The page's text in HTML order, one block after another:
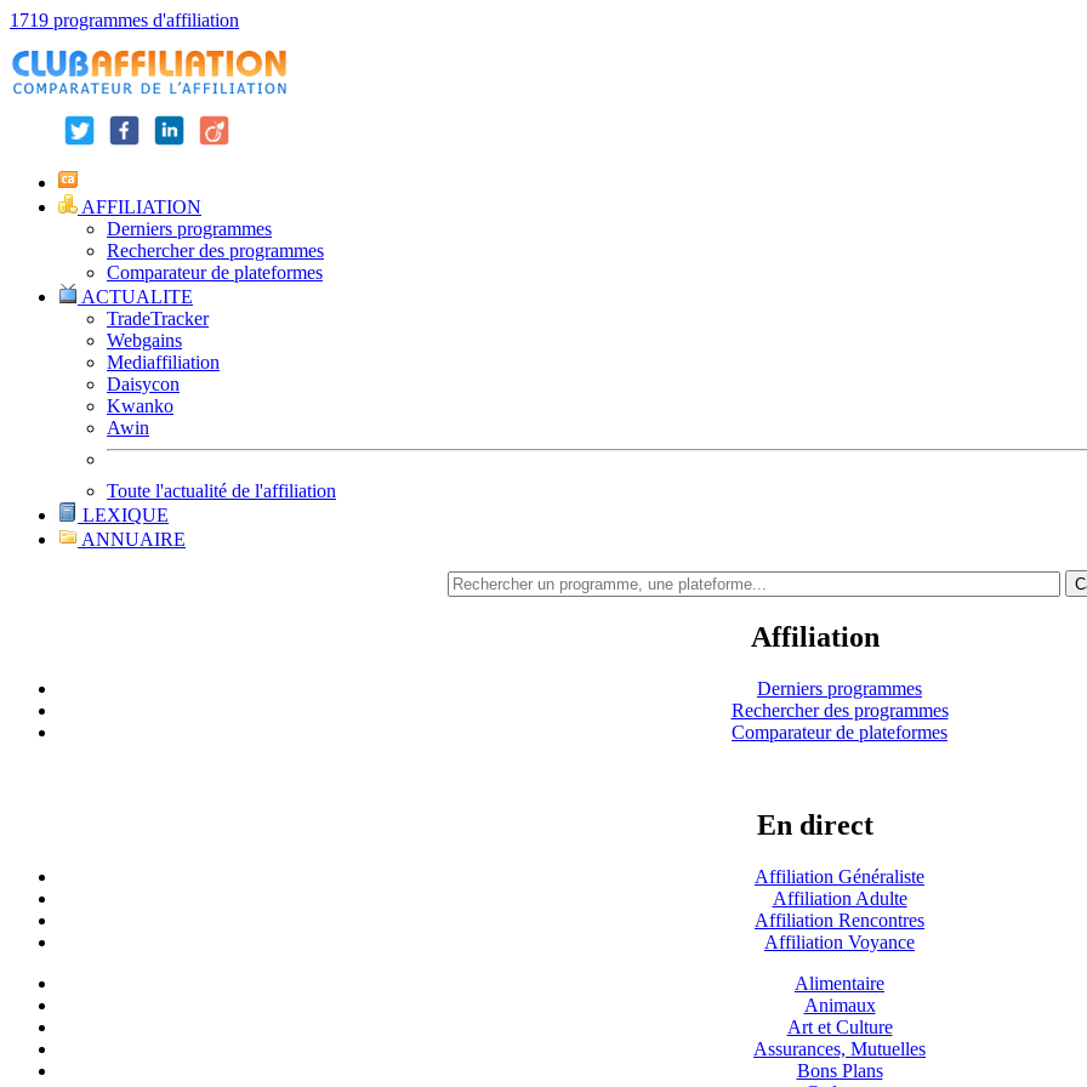
1719 programmes d'affiliation
AFFILIATION
Derniers programmes
Rechercher des programmes
Comparateur de plateformes
ACTUALITE
TradeTracker
Webgains
Mediaffiliation
Daisycon
Kwanko
Awin
Toute l'actualité de l'affiliation
LEXIQUE
ANNUAIRE
Affiliation
Derniers programmes
Rechercher des programmes
Comparateur de plateformes
En direct
Affiliation Généraliste
Affiliation Adulte
Affiliation Rencontres
Affiliation Voyance
Alimentaire
Animaux
Art et Culture
Assurances, Mutuelles
Bons Plans